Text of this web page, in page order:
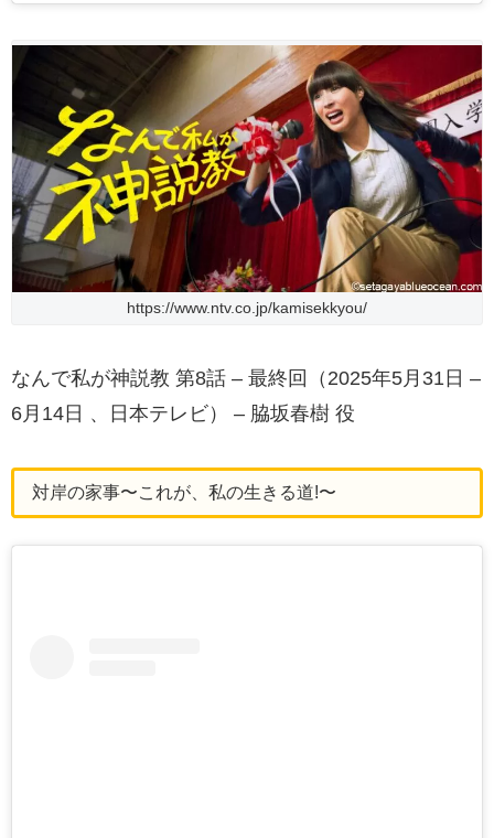
https://www.ntv.co.jp/kamisekkyou/
なんで私が神説教 第8話 – 最終回（2025年5月31日 –
6月14日 、日本テレビ） – 脇坂春樹 役
対岸の家事〜これが、私の生きる道!〜